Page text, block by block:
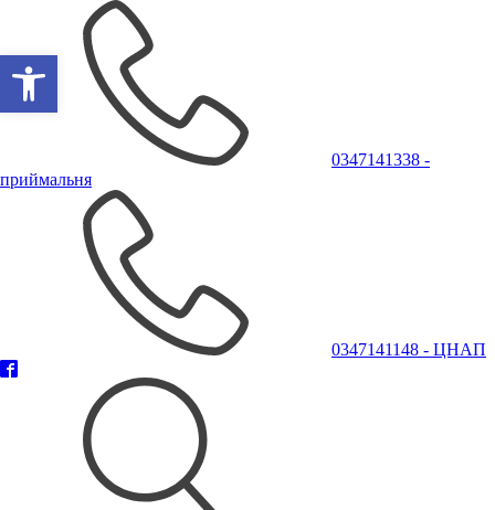
0347141338 -
приймальня
0347141148 - ЦНАП
Відкрити Панель інструментів